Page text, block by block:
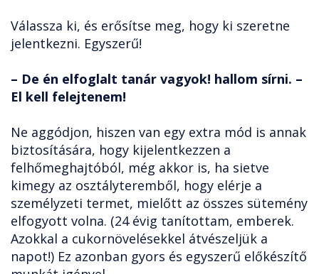
Válassza ki, és erősítse meg, hogy ki szeretne
jelentkezni. Egyszerű!
– De én elfoglalt tanár vagyok! hallom sírni. –
El kell felejtenem!
Ne aggódjon, hiszen van egy extra mód is annak
biztosítására, hogy kijelentkezzen a
felhőmeghajtóból, még akkor is, ha sietve
kimegy az osztályteremből, hogy elérje a
személyzeti termet, mielőtt az összes sütemény
elfogyott volna. (24 évig tanítottam, emberek.
Azokkal a cukornövelésekkel átvészeljük a
napot!) Ez azonban gyors és egyszerű előkészítő